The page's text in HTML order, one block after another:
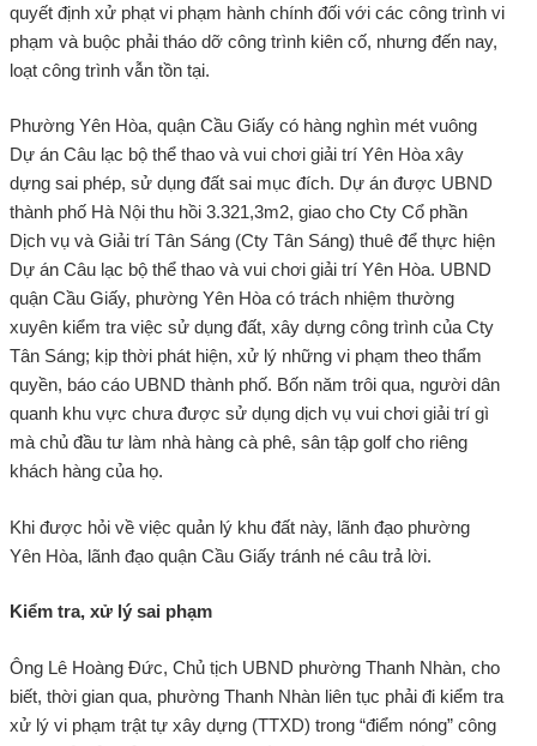
quyết định xử phạt vi phạm hành chính đối với các công trình vi
phạm và buộc phải tháo dỡ công trình kiên cố, nhưng đến nay,
loạt công trình vẫn tồn tại.
Phường Yên Hòa, quận Cầu Giấy có hàng nghìn mét vuông
Dự án Câu lạc bộ thể thao và vui chơi giải trí Yên Hòa xây
dựng sai phép, sử dụng đất sai mục đích. Dự án được UBND
thành phố Hà Nội thu hồi 3.321,3m2, giao cho Cty Cổ phần
Dịch vụ và Giải trí Tân Sáng (Cty Tân Sáng) thuê để thực hiện
Dự án Câu lạc bộ thể thao và vui chơi giải trí Yên Hòa. UBND
quận Cầu Giấy, phường Yên Hòa có trách nhiệm thường
xuyên kiểm tra việc sử dụng đất, xây dựng công trình của Cty
Tân Sáng; kịp thời phát hiện, xử lý những vi phạm theo thẩm
quyền, báo cáo UBND thành phố. Bốn năm trôi qua, người dân
quanh khu vực chưa được sử dụng dịch vụ vui chơi giải trí gì
mà chủ đầu tư làm nhà hàng cà phê, sân tập golf cho riêng
khách hàng của họ.
Khi được hỏi về việc quản lý khu đất này, lãnh đạo phường
Yên Hòa, lãnh đạo quận Cầu Giấy tránh né câu trả lời.
Kiểm tra, xử lý sai phạm
Ông Lê Hoàng Đức, Chủ tịch UBND phường Thanh Nhàn, cho
biết, thời gian qua, phường Thanh Nhàn liên tục phải đi kiểm tra
xử lý vi phạm trật tự xây dựng (TTXD) trong “điểm nóng” công